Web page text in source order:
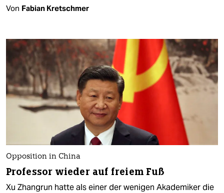
Von Fabian Kretschmer
Opposition in China
Professor wieder auf freiem Fuß
Xu Zhangrun hatte als einer der wenigen Akademiker die